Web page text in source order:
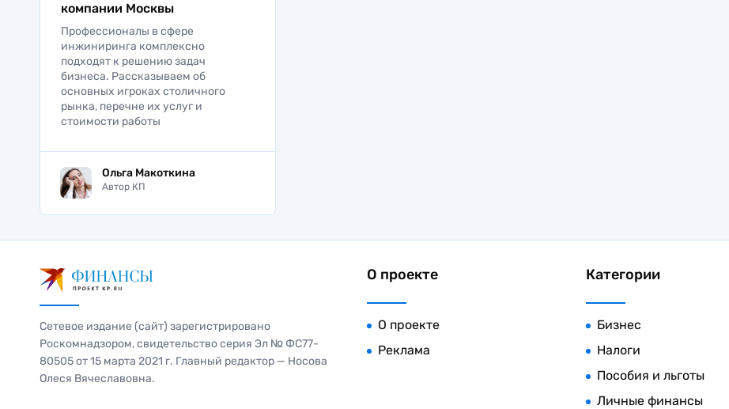
компании Москвы
Профессионалы в сфере
инжиниринга комплексно
подходят к решению задач
бизнеса. Рассказываем об
основных игроках столичного
рынка, перечне их услуг и
стоимости работы
Ольга Макоткина
Автор КП
Сетевое издание (сайт) зарегистрировано
Роскомнадзором, свидетельство серия Эл № ФС77-
80505 от 15 марта 2021 г. Главный редактор — Носова
Олеся Вячеславовна.
О проекте
О проекте
Реклама
Категории
Бизнес
Налоги
Пособия и льготы
Личные финансы